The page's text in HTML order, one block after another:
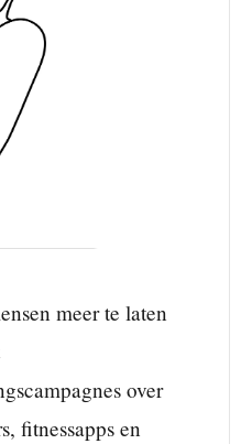
meer te laten
over
fitnessapps en